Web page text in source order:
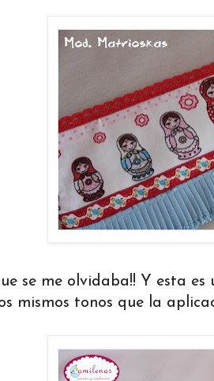
se me olvidaba!! Y esta
mismos tonos que la